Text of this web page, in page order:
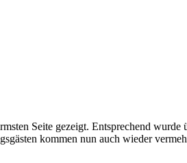
Seite gezeigt. Entsprechend
kommen nun auch wieder